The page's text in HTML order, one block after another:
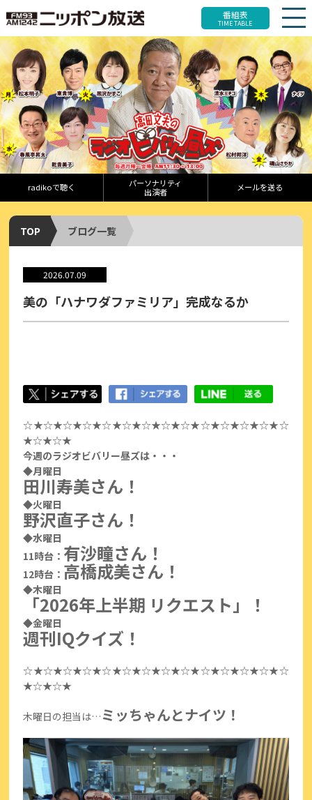
番組表
TIME TABLE
radikoで聴く
パーソナリティ
出演者
メールを送る
TOP ブログ一覧
2026.07.09
美の「ハナワダファミリア」完成なるか
☆★☆★☆★☆★☆★☆★☆★☆★☆★☆★☆★☆★☆★☆
★☆★☆★
今週のラジオビバリー昼ズは・・・
◆月曜日
田川寿美さん！
◆火曜日
野沢直子さん！
◆水曜日
11時台： 有沙瞳さん！
12時台： 高橋成美さん！
◆木曜日
「2026年上半期 リクエスト」！
◆金曜日
週刊IQクイズ！
☆★☆★☆★☆★☆★☆★☆★☆★☆★☆★☆★☆★☆★☆
★☆★☆★
木曜日の担当は… ミッちゃんとナイツ！